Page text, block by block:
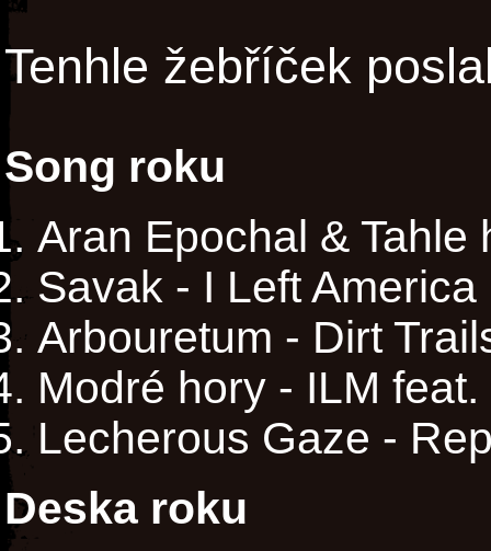
Tenhle žebříček
Song roku
Aran Epochal & Tahle
Savak - I Left America
Arbouretum - Dirt
Modré hory - ILM
Lecherous Gaze -
Deska roku